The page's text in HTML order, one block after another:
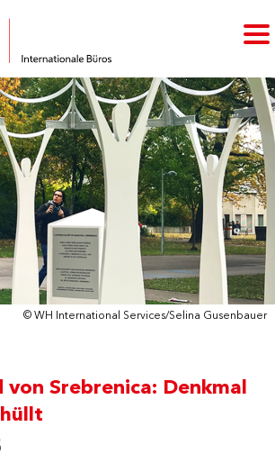
© WH International Services/Selina Gusenbauer
Srebrenica: Denkmal